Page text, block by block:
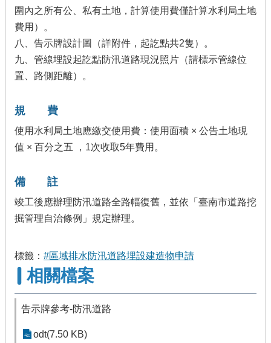
圍內之所有公、私有土地，計算使用費僅計算水利局土地
費用）。
八、告示牌設計圖（詳附件，起訖點共2隻）。
九、管線埋設起訖點防汛道路現況照片（請標示管線位
置、路側距離）。
規 費
使用水利局土地應繳交使用費：使用面積 × 公告土地現
值 × 百分之五 ，1次收取5年費用。
備 註
竣工後應辦理防汛道路全路幅復舊，並依「臺南市道路挖
掘管理自治條例」規定辦理。
標籤： #區域排水防汛道路埋設建造物申請
相關檔案
告示牌參考-防汛道路
odt(7.50 KB)